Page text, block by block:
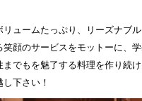
ュームたっぷり、リーズナブル
笑顔のサービスをモットーに、
でもを魅了する料理を作り続け
下さい！